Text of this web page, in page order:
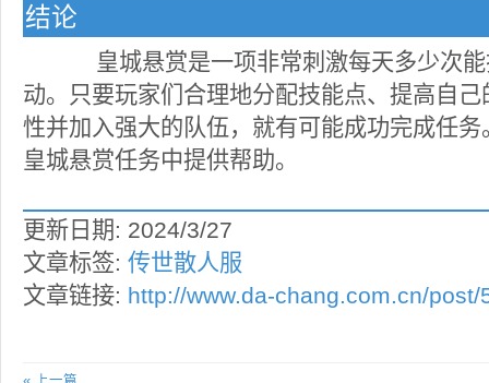
结论
皇城悬赏是一项非常刺激每天多少次能
动。只要玩家们合理地分配技能点、提高自
性并加入强大的队伍，就有可能成功完成任
皇城悬赏任务中提供帮助。
更新日期: 2024/3/27
文章标签: 传世散人服
文章链接: http://www.da-chang.com.cn/post/